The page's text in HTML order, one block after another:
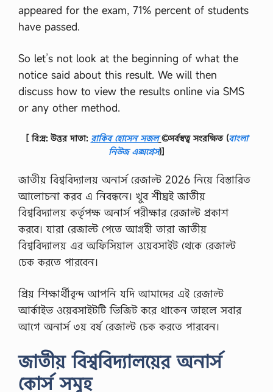
appeared for the exam, 71% percent of students
have passed.
So let’s not look at the beginning of what the
notice said about this result. We will then
discuss how to view the results online via SMS
or any other method.
[ বি:দ্র: উত্তর দাতা: রাকিব হোসেন সজল ©সর্বস্বত্ব সংরক্ষিত (বাংলা
নিউজ এক্সপ্রেস)]
জাতীয় বিশ্ববিদ্যালয় অনার্স রেজাল্ট 2026 নিয়ে বিস্তারিত
আলোচনা করব এ নিবন্ধনে। খুব শীঘ্রই জাতীয়
বিশ্ববিদ্যালয় কর্তৃপক্ষ অনার্স পরীক্ষার রেজাল্ট প্রকাশ
করবে। যারা রেজাল্ট পেতে আগ্রহী তারা জাতীয়
বিশ্ববিদ্যালয় এর অফিসিয়াল ওয়েবসাইট থেকে রেজাল্ট
চেক করতে পারবেন।
প্রিয় শিক্ষার্থীবৃন্দ আপনি যদি আমাদের এই রেজাল্ট
আর্কাইভ ওয়েবসাইটটি ভিজিট করে থাকেন তাহলে সবার
আগে অনার্স ৩য় বর্ষ রেজাল্ট চেক করতে পারবেন।
জাতীয় বিশ্ববিদ্যালয়ের অনার্স
কোর্স সমূহ